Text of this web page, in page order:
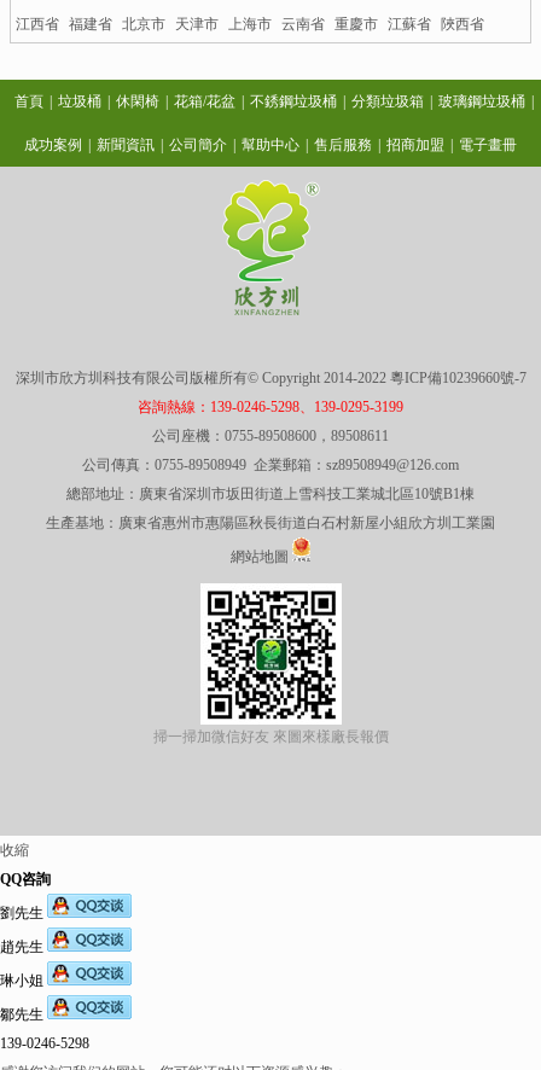
江西省 福建省 北京市 天津市 上海市 云南省 重慶市 江蘇省 陜西省
首頁 | 垃圾桶 | 休閑椅 | 花箱/花盆 | 不銹鋼垃圾桶 | 分類垃圾箱 | 玻璃鋼垃圾桶 |
成功案例 | 新聞資訊 | 公司簡介 | 幫助中心 | 售后服務 | 招商加盟 | 電子畫冊
深圳市欣方圳科技有限公司版權所有© Copyright 2014-2022 粵ICP備10239660號-7
咨詢熱線：139-0246-5298、139-0295-3199
公司座機：0755-89508600，89508611
公司傳真：0755-89508949 企業郵箱：sz89508949@126.com
總部地址：廣東省深圳市坂田街道上雪科技工業城北區10號B1棟
生產基地：廣東省惠州市惠陽區秋長街道白石村新屋小組欣方圳工業園
網站地圖
掃一掃加微信好友 來圖來樣廠長報價
收縮
QQ咨詢
劉先生
趙先生
琳小姐
鄒先生
139-0246-5298